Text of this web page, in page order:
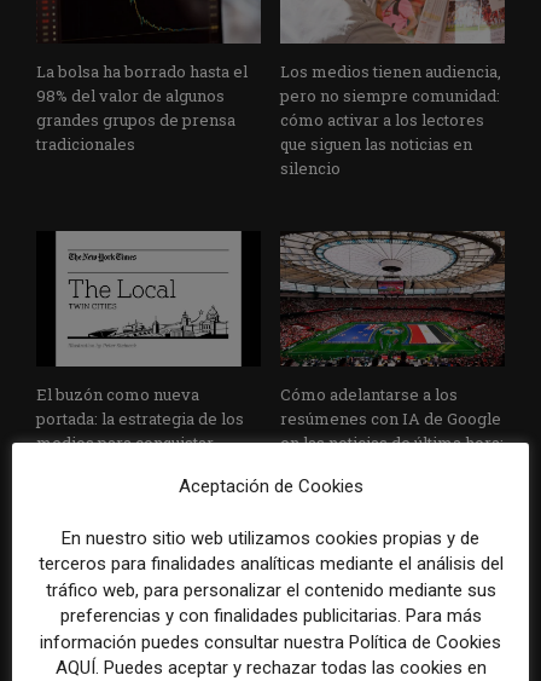
La bolsa ha borrado hasta el
98% del valor de algunos
grandes grupos de prensa
tradicionales
Los medios tienen audiencia,
pero no siempre comunidad:
cómo activar a los lectores
que siguen las noticias en
silencio
El buzón como nueva
portada: la estrategia de los
medios para conquistar
Cómo adelantarse a los
resúmenes con IA de Google
en las noticias de última hora:
durante el Mundial de...
Aceptación de Cookies
En nuestro sitio web utilizamos cookies propias y de
terceros para finalidades analíticas mediante el análisis del
tráfico web, para personalizar el contenido mediante sus
preferencias y con finalidades publicitarias. Para más
información puedes consultar nuestra Política de Cookies
AQUÍ. Puedes aceptar y rechazar todas las cookies en